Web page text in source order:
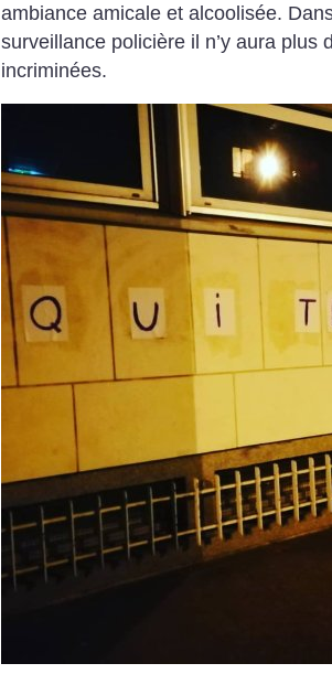
ambiance amicale et alcoolisée.
surveillance policière il n’y aura plus
incriminées.